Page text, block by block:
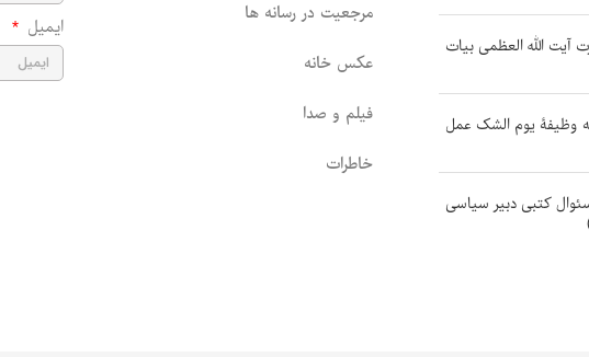
آیت الله العظمی بیات
وظیفۀ یوم الشک عمل
کتبی دبیر سیاسی
مرجعیت در رسانه ها
عکس خانه
فیلم و صدا
خاطرات
ایمیل